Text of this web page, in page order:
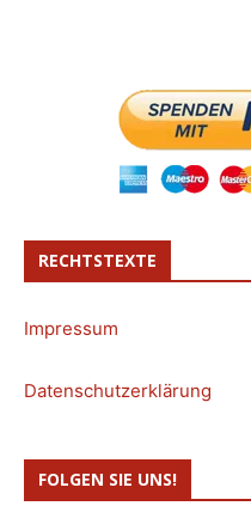
RECHTSTEXTE
Impressum
Datenschutzerklärung
FOLGEN SIE UNS!